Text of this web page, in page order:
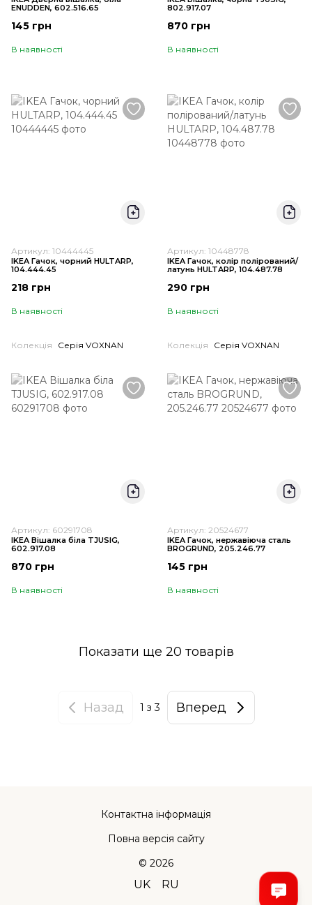
ENUDDEN, 602.516.65
145 грн
В наявності
802.917.07
870 грн
В наявності
Артикул: 10444445
IKEA Гачок, чорний HULTARP,
104.444.45
218 грн
В наявності
Колекція Серія VOXNAN
Артикул: 10448778
IKEA Гачок, колір полірований/
латунь HULTARP, 104.487.78
290 грн
В наявності
Колекція Серія VOXNAN
Артикул: 60291708
IKEA Вішалка біла TJUSIG,
602.917.08
870 грн
В наявності
Артикул: 20524677
IKEA Гачок, нержавіюча сталь
BROGRUND, 205.246.77
145 грн
В наявності
Показати ще 20 товарів
Назад 1 з 3 Вперед
Контактна інформація
Повна версія сайту
© 2026
UK RU